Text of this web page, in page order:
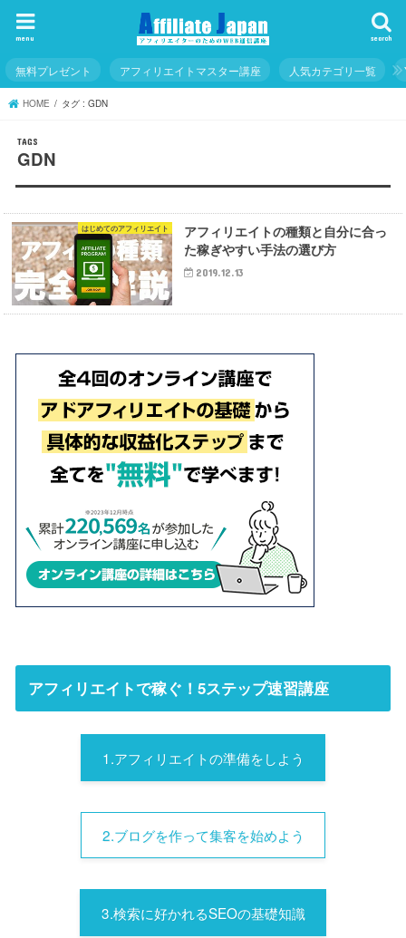
search
menu
無料プレゼント アフィリエイトマスター講座 人気カテゴリ一覧
HOME タグ : GDN
GDN
はじめてのアフィリエイト
アフィリエイトの種類と自分に合っ
た稼ぎやすい手法の選び方
2019.12.13
アフィリエイトで稼ぐ！5ステップ速習講座
1.アフィリエイトの準備をしよう
2.ブログを作って集客を始めよう
3.検索に好かれるSEOの基礎知識